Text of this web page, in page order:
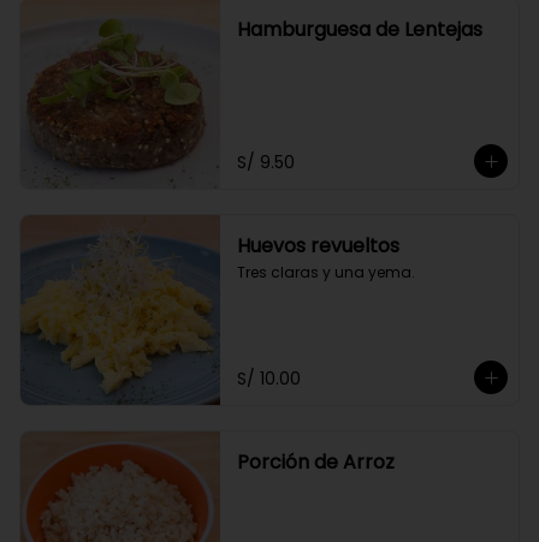
Hamburguesa de Lentejas
S/ 9.50
Huevos revueltos
Tres claras y una yema.
S/ 10.00
Porción de Arroz